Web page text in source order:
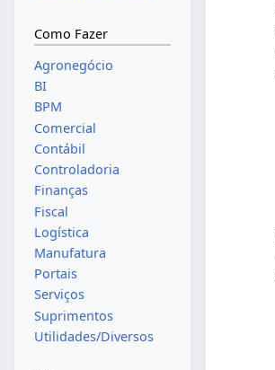
Como Fazer
Agronegócio
BI
BPM
Comercial
Contábil
Controladoria
Finanças
Fiscal
Logística
Manufatura
Portais
Serviços
Suprimentos
Utilidades/Diversos